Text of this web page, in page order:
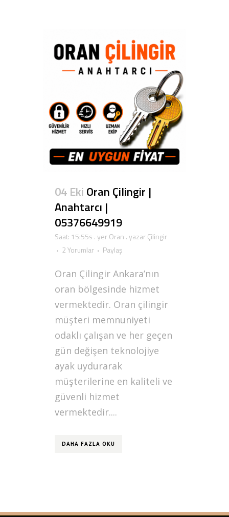
04 Eki Oran Çilingir |
Anahtarcı |
05376649919
Saat: 15:55s . yerOran . yazarÇilingir
2 Yorumlar
Paylaş
Oran Çilingir Ankara’nın
oran bölgesinde hizmet
vermektedir. Oran çilingir
müşteri memnuniyeti
odaklı çalışan ve her geçen
gün değişen teknolojiye
ayak uydurarak
müşterilerine en kaliteli ve
güvenli hizmet
vermektedir....
DAHA FAZLA OKU